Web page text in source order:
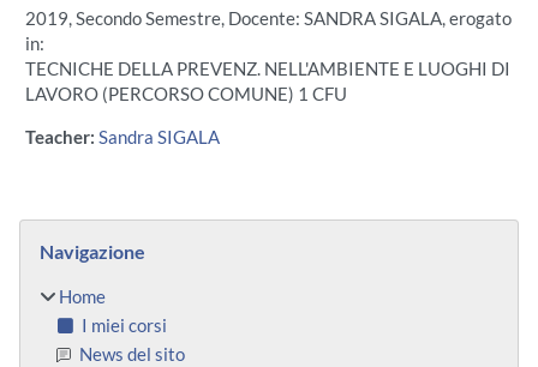
2019, Secondo Semestre, Docente: SANDRA SIGALA, erogato
in:
TECNICHE DELLA PREVENZ. NELL'AMBIENTE E LUOGHI DI
LAVORO (PERCORSO COMUNE) 1 CFU
Teacher: Sandra SIGALA
Blocchi
Navigazione
Home
I miei corsi
News del sito